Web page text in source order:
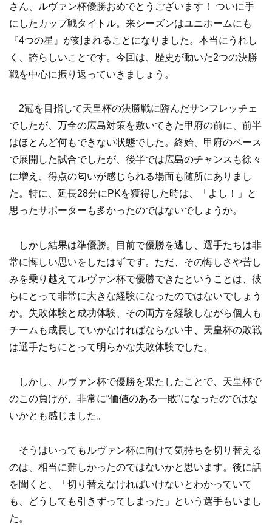
さん、ルヴァン杯優勝おめでとうございます！ ついに手
にしたカップ戦タイトル。来シーズンはユニホームにも
『4つの星』が刻まれることになりました。本当にうれし
く、誇らしいことです。今回は、歴史が動いた2つの決勝
戦を中心に振り返っていきましょう。
2冠を目指して天皇杯の決勝戦に臨んだサンフレッチェ
でしたが、万全の広島対策を敷いてきた甲府の前に、前半
はほとんど何もできない状態でした。終始、甲府のペース
で展開した試合でしたが、後半では広島のチャンスも徐々
に増え、得点の匂いが感じられる場面も随所にありまし
た。特に、延長28分にPKを獲得した時は、「よし！」と
思ったサポーターも多かったのではないでしょうか。
しかし結果は準優勝。目前で優勝を逃し、選手たちは非
常に悔しい思いをしたはずです。ただ、その悔しさや苦し
みを乗り越えてルヴァン杯で優勝できたということは、彼
らにとって非常に大きな経験になったのではないでしょう
か。失敗体験と成功体験、その両方を経験しながら個人も
チームも成長していかなければならない中、天皇杯の敗戦
は選手たちにとって明らかな失敗体験でした。
しかし、ルヴァン杯で優勝を果たしたことで、天皇杯で
のこの負けが、非常に“価値のある一敗”になったのではな
いかとも感じました。
そうはいってもルヴァン杯に向けて気持ちを切り替える
のは、相当に難しかったのではないかと思います。後に話
を聞くと、「切り替えなければいけないとわかっていて
も、どうしても引きずってしまった」という選手もいまし
た。